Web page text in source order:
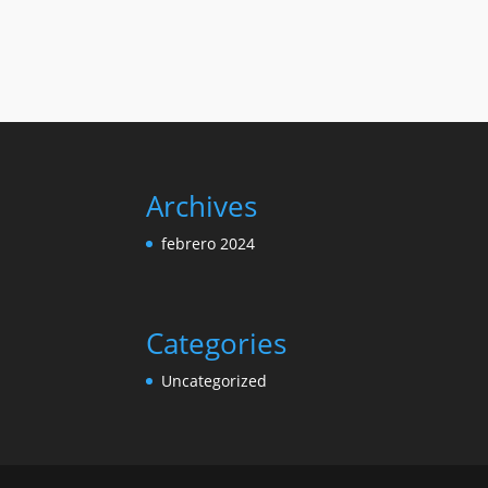
$4,455.00
Archives
febrero 2024
Categories
Uncategorized